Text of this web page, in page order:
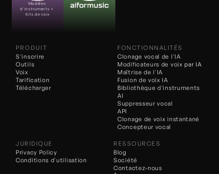
Modèles
d'instruments +
Kits de voix
PRODUIT
S'inscrire
Outils
Voix
Tarification
Télécharger
FONCTIONNALITÉS
Clonage vocal de l'IA
Fusion de voix IA
Modificateurs de voix par IA
Maîtrise de l'IA
Bibliothèque d'instruments
AI
Suppresseur vocal
API
Clonage de voix instantané
Concepteur vocal
JURIDIQUE
Privacy Policy
Conditions d'utilisation
RESSOURCES
Blog
Société
Contactez-nous